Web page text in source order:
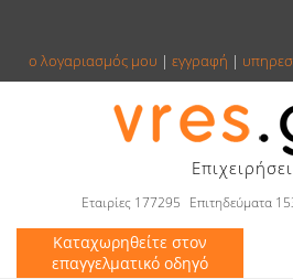
ο λογαριασμός μου | εγγραφή |
Εταιρίες 177295 Επιτηδεύματα
Καταχωρηθείτε στον
επαγγελματικό οδηγό